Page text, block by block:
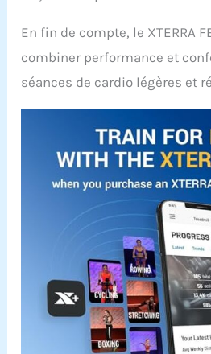
En fin de compte, le XTERRA
combiner performance et
séances de cardio légères et